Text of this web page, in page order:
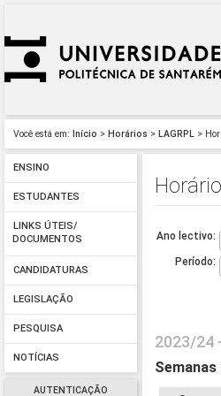
Você está em: Início > Horários > LAGRPL >
ENSINO
ESTUDANTES
LINKS ÚTEIS/
DOCUMENTOS
CANDIDATURAS
LEGISLAÇÃO
PESQUISA
NOTÍCIAS
AUTENTICAÇÃO
Ano lectivo:
Período:
2023/24
Semanas